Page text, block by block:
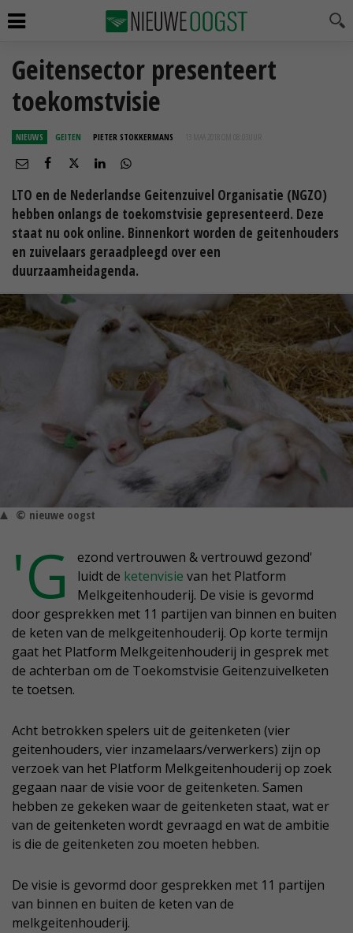
Geitensector presenteert
toekomstvisie
NIEUWS GEITEN PIETER STOKKERMANS 13 MAA 2018 OM 08:03
LTO en de Nederlandse Geitenzuivel Organisatie (NGZO)
hebben onlangs de toekomstvisie gepresenteerd. Deze
staat nu ook online. Binnenkort worden de geitenhouders
en zuivelaars geraadpleegd over een
duurzaamheidagenda.
© nieuwe oogst
'G
ezond vertrouwen & vertrouwd gezond'
luidt de ketenvisie van het Platform
Melkgeitenhouderij. De visie is gevormd
door gesprekken met 11 partijen van binnen en buiten
de keten van de melkgeitenhouderij. Op korte termijn
gaat het Platform Melkgeitenhouderij in gesprek met
de achterban om de Toekomstvisie Geitenzuivelketen
te toetsen.
Acht betrokken spelers uit de geitenketen (vier
geitenhouders, vier inzamelaars/verwerkers) zijn op
verzoek van het Platform Melkgeitenhouderij op zoek
gegaan naar de visie voor de geitenketen. Samen
hebben ze gekeken waar de geitenketen staat, wat er
van de geitenketen wordt gevraagd en wat de ambitie
is die de geitenketen zou moeten hebben.
De visie is gevormd door gesprekken met 11 partijen
van binnen en buiten de keten van de
melkgeitenhouderij.